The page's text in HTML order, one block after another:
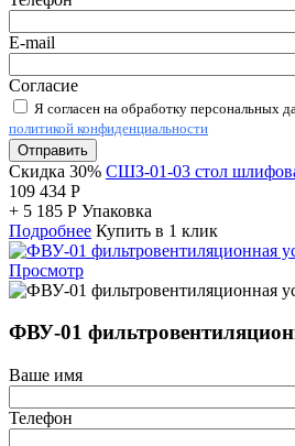
E-mail
Согласие
Я согласен на обработку персональных
политикой конфиденциальности
Отправить
Скидка 30% СШЗ-01-03 стол
109 434 Р
+ 5 185 Р Упаковка
Подробнее Купить в 1 клик
Просмотр
ФВУ-01
Ваше имя
Телефон